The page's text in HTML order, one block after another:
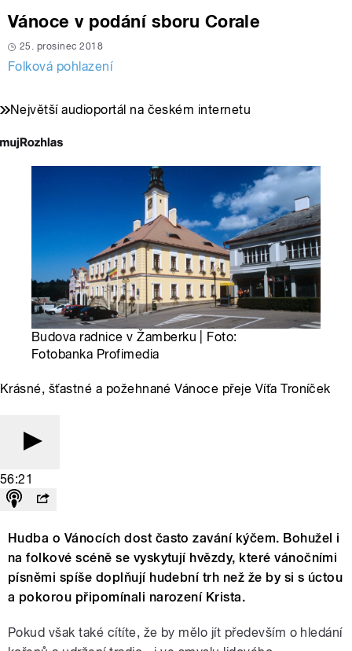
Vánoce v podání sboru Corale
25. prosinec 2018
Folková pohlazení
Největší audioportál na českém internetu
Budova radnice v Žamberku | Foto:
Fotobanka Profimedia
Krásné, šťastné a požehnané Vánoce přeje Víťa Troníček
56:21
Hudba o Vánocích dost často zavání kýčem. Bohužel i
na folkové scéně se vyskytují hvězdy, které vánočními
písněmi spíše doplňují hudební trh než že by si s úctou
a pokorou připomínali narození Krista.
Pokud však také cítíte, že by mělo jít především o hledání